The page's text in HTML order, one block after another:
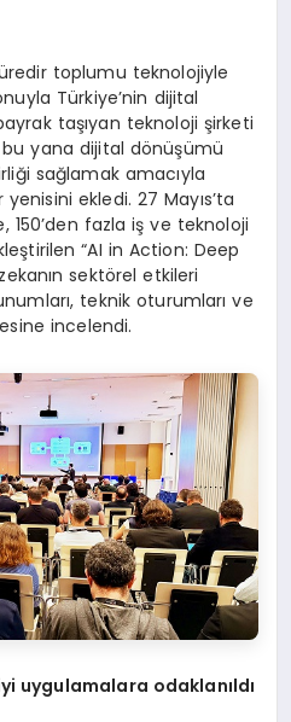
süredir toplumu teknolojiyle
Türkiye’nin dijital
taşıyan teknoloji şirketi
bu yana dijital dönüşümü
sağlamak amacıyla
ekledi. 27 Mayıs’ta
fazla iş ve teknoloji
“AI in Action: Deep
sektörel etkileri
teknik oturumları ve
incelendi.
uygulamalara odaklanıldı